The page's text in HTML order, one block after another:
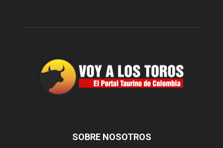
SOBRE NOSOTROS